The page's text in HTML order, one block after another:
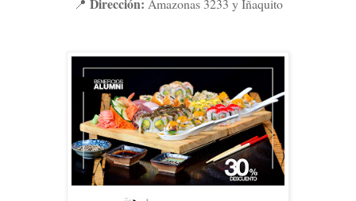
📍 Dirección: Amazonas 3233 y Iñaquito